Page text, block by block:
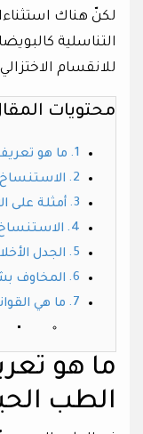
لكنّ هناك
التناسلية
للانقسام
محتويات
ما هو
أمثلة على
الجدل
المخاوف
ما هي
ما هو
الطب